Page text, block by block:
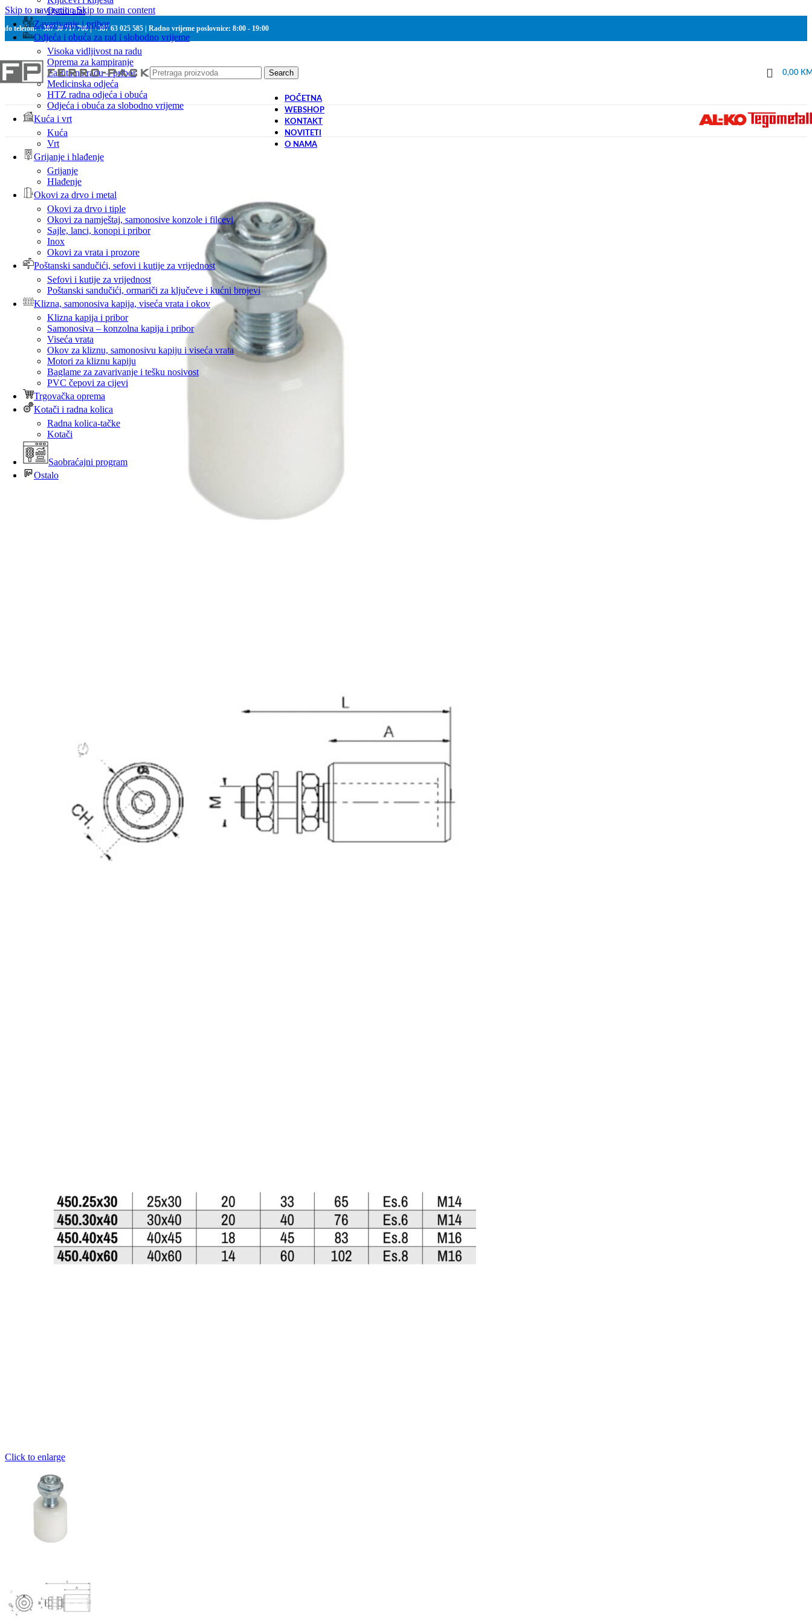
Skip to navigationSkip to main content
telefon: +387 30 717 700 | +387 63 025 585 | Radno vrijeme poslovnice: 8:00 - 19:00
Search 0,00
Ostali alat
Zavarivanje i pribor
Odjeća i obuća za rad i slobodno vrijeme
Visoka vidljivost na radu
Oprema za kampiranje
Zaštita na radu – pribor
Medicinska odjeća
HTZ radna odjeća i obuća
Odjeća i obuća za slobodno vrijeme
Kuća i vrt
Kuća
Vrt
Grijanje i hlađenje
Grijanje
Hlađenje
Okovi za drvo i metal
Okovi za drvo i tiple
Okovi za namještaj, samonosive konzole i filcevi
Sajle, lanci, konopi i pribor
Inox
Okovi za vrata i prozore
Poštanski sandučići, sefovi i kutije za vrijednost
Sefovi i kutije za vrijednost
Poštanski sandučići, ormariči za ključeve i kućni brojevi
Klizna, samonosiva kapija, viseća vrata i okov
Klizna kapija i pribor
Samonosiva – konzolna kapija i pribor
Viseća vrata
Okov za kliznu, samonosivu kapiju i viseća vrata
Motori za kliznu kapiju
Baglame za zavarivanje i tešku nosivost
PVC čepovi za cijevi
Trgovačka oprema
Kotači i radna kolica
Radna kolica-tačke
Kotači
Saobraćajni program
Ostalo
POČETNA
WEBSHOP
KONTAKT
NOVITETI
O NAMA
Click to enlarge